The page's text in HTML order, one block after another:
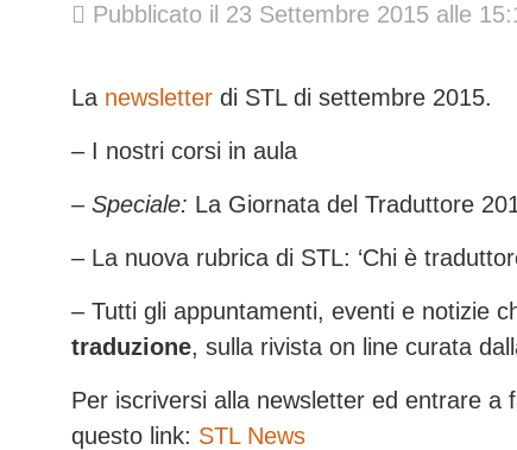
Pubblicato il 23 Settembre 2015 alle
La newsletter di STL di settembre 2015.
– I nostri corsi in aula
– Speciale: La Giornata del Traduttore
– La nuova rubrica di STL: ‘Chi è
– Tutti gli appuntamenti, eventi e notizie
traduzione, sulla rivista on line curata
Per iscriversi alla newsletter ed entrare
questo link: STL News